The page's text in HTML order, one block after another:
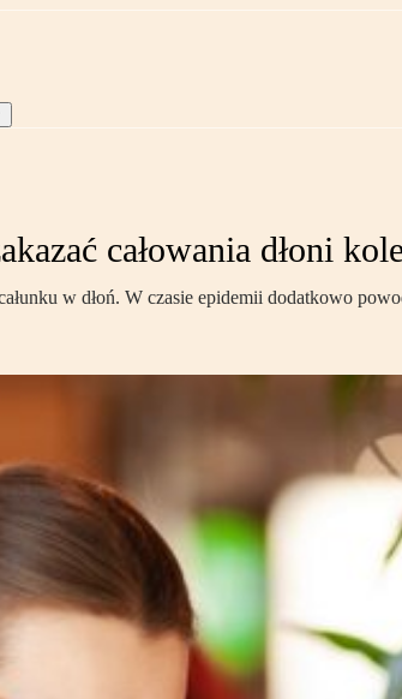
całowania dłoni
w dłoń. W czasie epidemii dodatkowo